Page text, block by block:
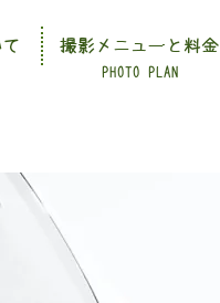
PHOTO PLAN
撮影メニューと料金